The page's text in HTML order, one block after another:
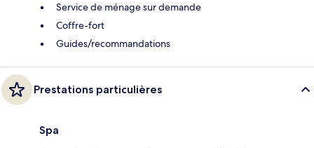
Service de ménage sur demande
Coffre-fort
Guides/recommandations
Prestations particulières
Spa